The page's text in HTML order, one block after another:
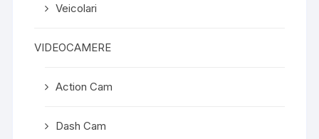
Veicolari
VIDEOCAMERE
Action Cam
Dash Cam